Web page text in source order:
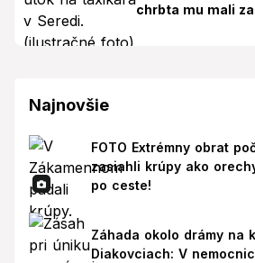
chrbta mu mali
Najnovšie
FOTO Extrémny obrat
zasiahli krúpy ako
po ceste!
Záhada okolo drámy na
Diakovciach: V